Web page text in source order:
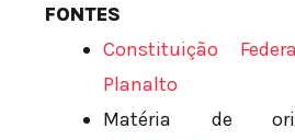
FONTES
Constituição
Planalto
Matéria de